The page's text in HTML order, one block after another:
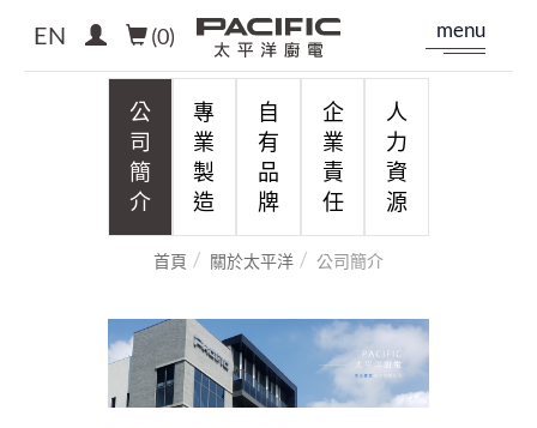
menu
(0)
EN
公
司
簡
介
專
業
製
造
自
有
品
牌
企
業
責
任
人
力
資
源
首頁 關於太平洋 公司簡介